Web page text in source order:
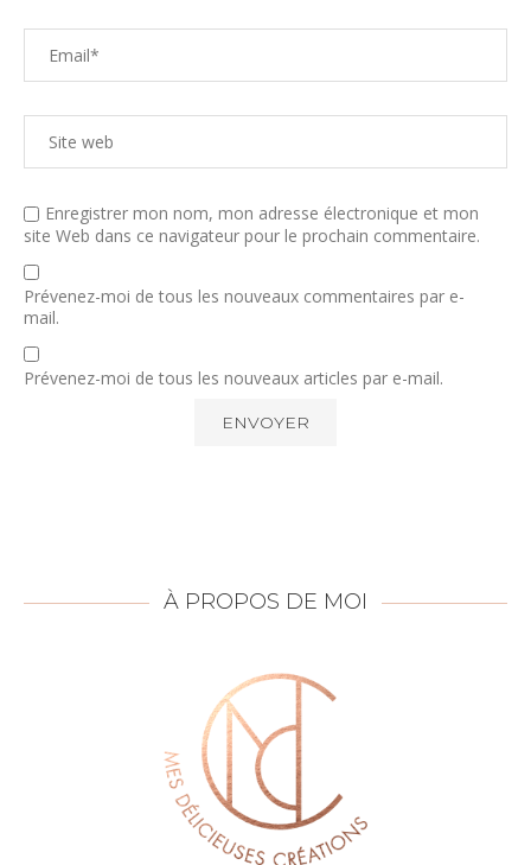
Enregistrer mon nom, mon adresse électronique et mon
site Web dans ce navigateur pour le prochain commentaire.
Prévenez-moi de tous les nouveaux commentaires par e-
mail.
Prévenez-moi de tous les nouveaux articles par e-mail.
À PROPOS DE MOI